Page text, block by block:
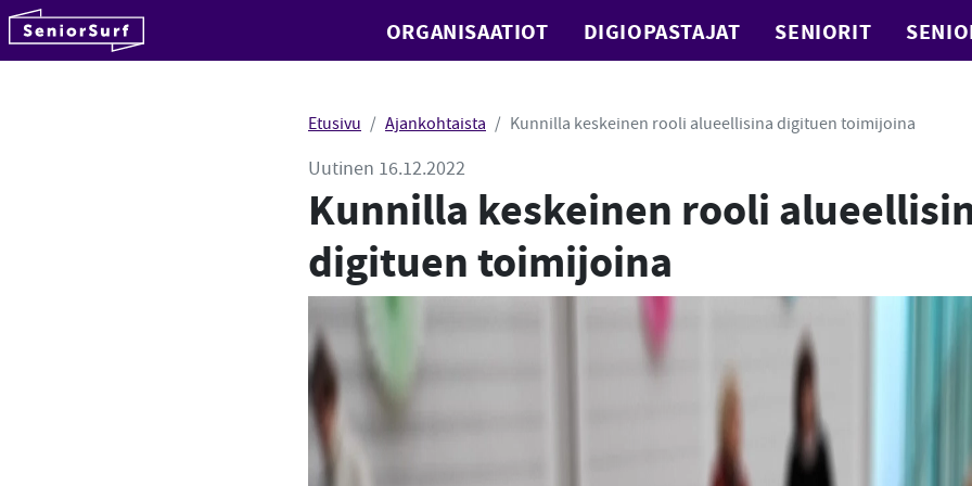
Hyppää sisältöön ORGANISAATIOT DIGIOPASTAJAT SENIORIT
Etusivu Ajankohtaista Kunnilla keskeinen rooli alueellisina digituen toimijoina
Uutinen 16.12.2022
Kunnilla keskeinen rooli
digituen toimijoina